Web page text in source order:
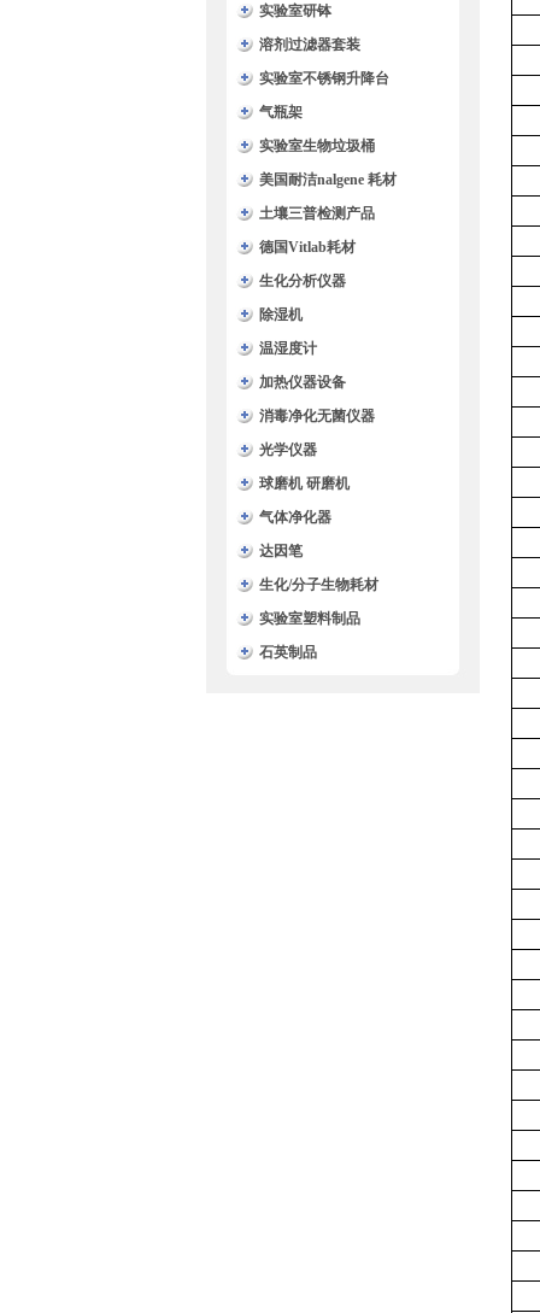
实验室研钵
溶剂过滤器套装
实验室不锈钢升降台
气瓶架
实验室生物垃圾桶
美国耐洁nalgene 耗材
土壤三普检测产品
德国Vitlab耗材
生化分析仪器
除湿机
温湿度计
加热仪器设备
消毒净化无菌仪器
光学仪器
球磨机 研磨机
气体净化器
达因笔
生化/分子生物耗材
实验室塑料制品
石英制品